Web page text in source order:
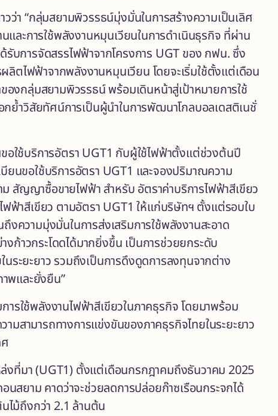
วว่า “กลุ่มสยามพิวรรธน์มุ่งมั่นในการสร้างความเป็นเลิศ
ละการใช้พลังงานหมุนเวียนในการดำเนินธุรกิจ ที่ผ่าน
รับการจัดสรรไฟฟ้าจากโครงการ UGT ของ กฟน. ซึ่ง
ตไฟฟ้าจากพลังงานหมุนเวียน โดยจะเริ่มใช้ตั้งแต่เดือน
งกลุ่มสยามพิวรรธน์ พร้อมเดินหน้าสู่เป้าหมายการใช้
ย้ำวิสัยทัศน์การเป็นผู้นำในการพัฒนาโกลบอลเดสติเนชั่
ขอใช้บริการอัตรา UGT1 กับผู้ใช้ไฟฟ้าตั้งแต่ช่วงต้นปี
นขอใช้บริการอัตรา UGT1 และจองปริมาณความ
สัญญาซื้อขายไฟฟ้า สำหรับ อัตราค่าบริการไฟฟ้าสีเขียว
ฟฟ้าสีเขียว ตามอัตรา UGT1 ให้แก่บริษัทฯ ตั้งแต่รอบใบ
ความมุ่งมั่นในการส่งเสริมการใช้พลังงานสะอาด
ก้าวกระโดดได้มากยิ่งขึ้น เป็นการช่วยยกระดับ
ระยะยาว รวมถึงเป็นการดึงดูดการลงทุนจากต่าง
พและยั่งยืน”
รใช้พลังงานไฟฟ้าสีเขียวในภาคธุรกิจ โดยมาพร้อม
สามารถทางการแข่งขันของภาคธุรกิจไทยในระยะยาว
งที่มา (UGT1) ตั้งแต่เดือนกรกฎาคมถึงธันวาคม 2025
สยาม คาดว่าจะช่วยลดการปล่อยก๊าซเรือนกระจกได้
ไม้ถึงกว่า 2.1 ล้านต้น